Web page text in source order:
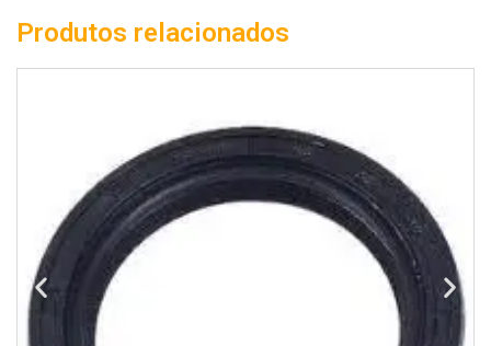
Produtos relacionados